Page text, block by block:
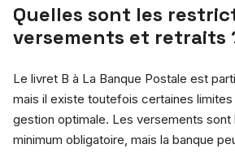
Quelles sont les
versements et retraits
Le livret B à La Banque Postale est
mais il existe toutefois certaines
gestion optimale. Les versements sont
minimum obligatoire, mais la banque